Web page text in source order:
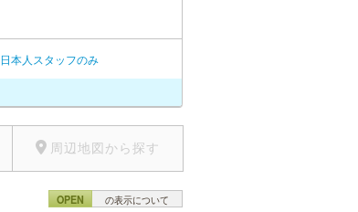
日本人スタッフのみ
周辺地図から探す
OPEN の表示について